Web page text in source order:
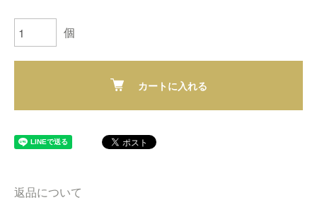
個
カートに入れる
返品について